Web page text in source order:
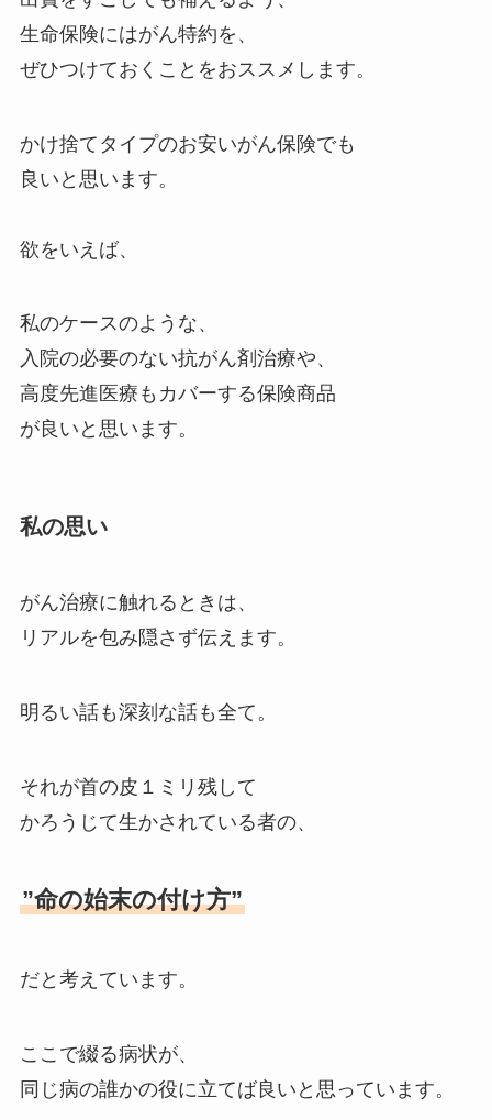
生命保険にはがん特約を、
ぜひつけておくことをおススメします。
かけ捨てタイプのお安いがん保険でも
良いと思います。
欲をいえば、
私のケースのような、
入院の必要のない抗がん剤治療や、
高度先進医療もカバーする保険商品
が良いと思います。
私の思い
がん治療に触れるときは、
リアルを包み隠さず伝えます。
明るい話も深刻な話も全て。
それが首の皮１ミリ残して
かろうじて生かされている者の、
”命の始末の付け方”
だと考えています。
ここで綴る病状が、
同じ病の誰かの役に立てば良いと思っています。